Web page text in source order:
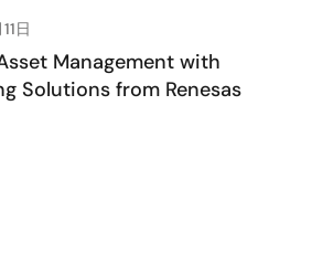
日
Management with
Solutions from Renesas